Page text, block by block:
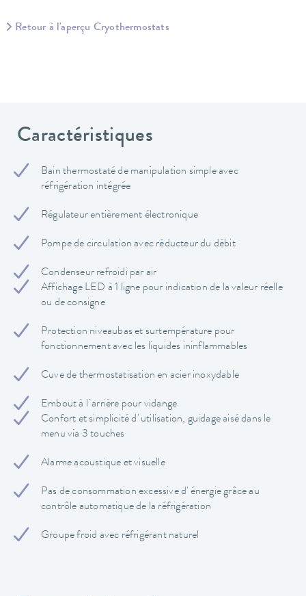
Retour à l'aperçu Cryothermostats
Caractéristiques
Bain thermostaté de manipulation simple avec
réfrigération intégrée
Régulateur entièrement électronique
Pompe de circulation avec réducteur du débit
Condenseur refroidi par air
Affichage LED à 1 ligne pour indication de la valeur réelle
ou de consigne
Protection niveaubas et surtempérature pour
fonctionnement avec les liquides ininflammables
Cuve de thermostatisation en acier inoxydable
Embout à l`arrière pour vidange
Confort et simplicité d' utilisation, guidage aisé dans le
menu via 3 touches
Alarme acoustique et visuelle
Pas de consommation excessive d' énergie grâce au
contrôle automatique de la réfrigération
Groupe froid avec réfrigérant naturel